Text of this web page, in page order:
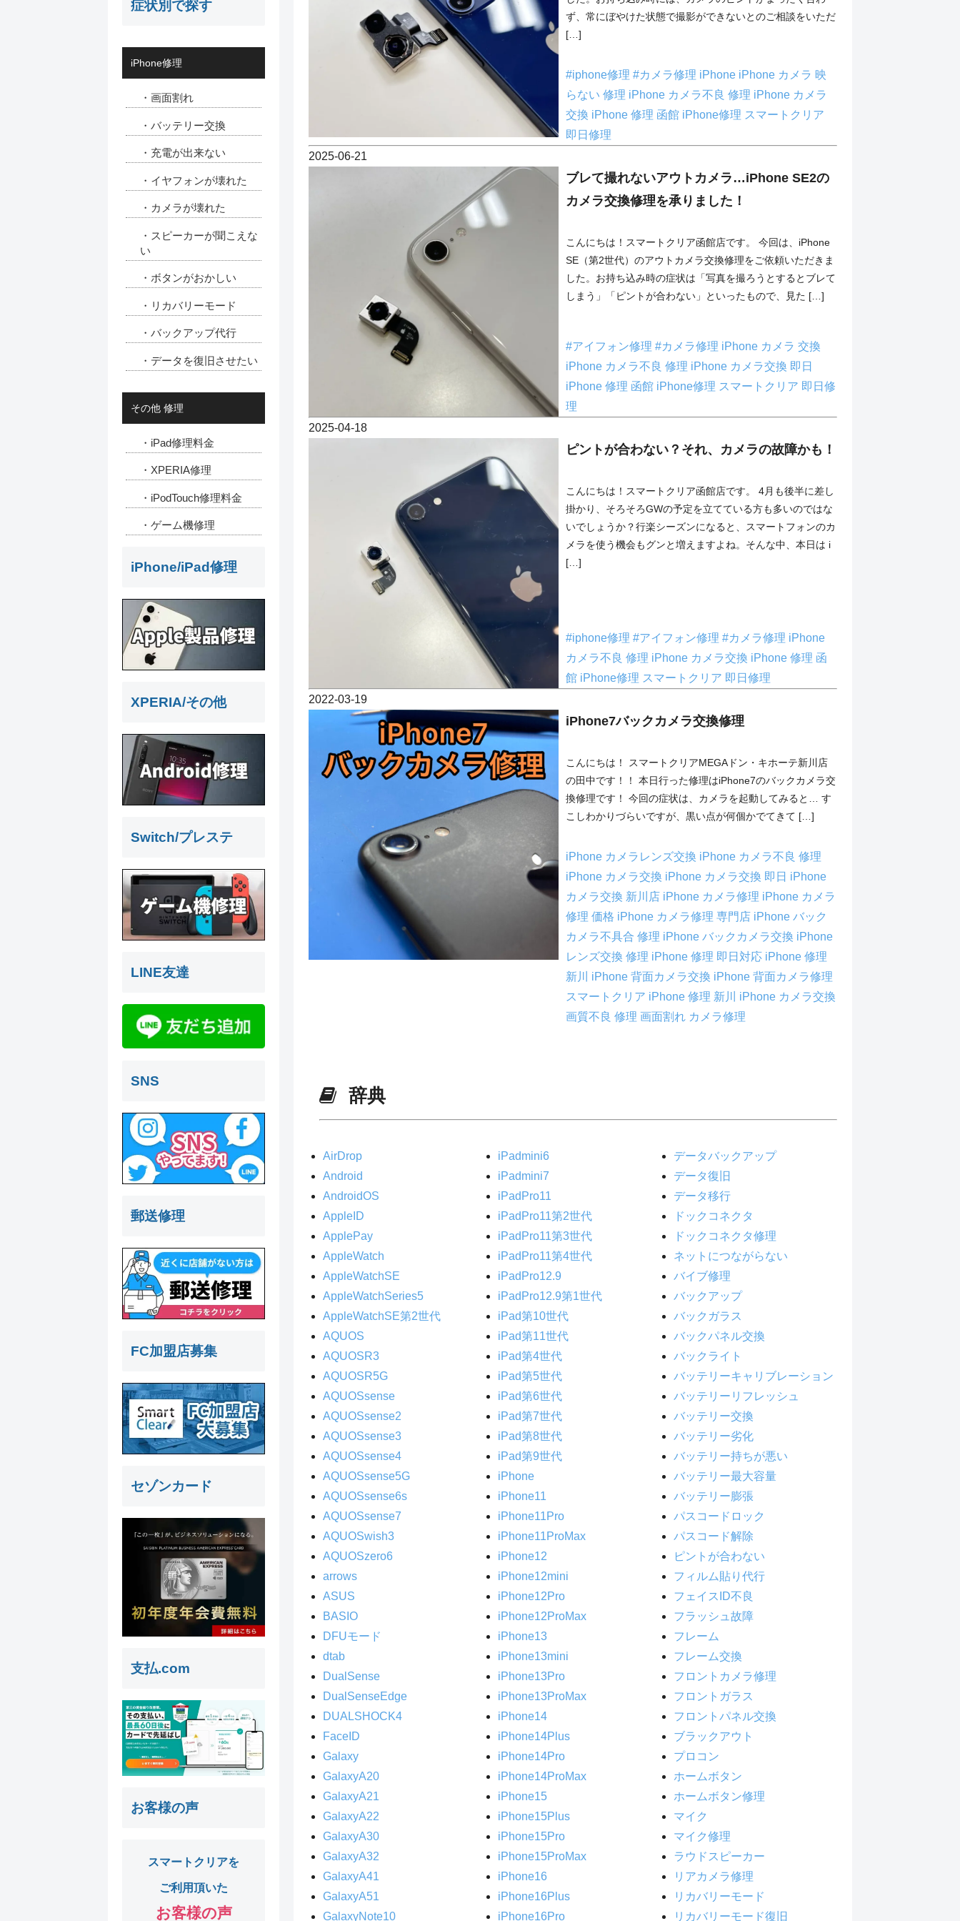
ず、常にぼやけた状態で撮影ができないとのご相談をいただ
[…]
#iphone修理 #カメラ修理 iPhone iPhone カメラ 映
らない 修理 iPhone カメラ不良 修理 iPhone カメラ
交換 iPhone 修理 函館 iPhone修理 スマートクリア
即日修理
2025-06-21
ブレて撮れないアウトカメラ…iPhone SE2の
カメラ交換修理を承りました！
こんにちは！スマートクリア函館店です。 今回は、iPhone
SE（第2世代）のアウトカメラ交換修理をご依頼いただきま
した。お持ち込み時の症状は「写真を撮ろうとするとブレて
しまう」「ピントが合わない」といったもので、見た […]
#アイフォン修理 #カメラ修理 iPhone カメラ 交換
iPhone カメラ不良 修理 iPhone カメラ交換 即日
iPhone 修理 函館 iPhone修理 スマートクリア 即日修
理
2025-04-18
ピントが合わない？それ、カメラの故障かも！
こんにちは！スマートクリア函館店です。 4月も後半に差し
掛かり、そろそろGWの予定を立てている方も多いのではな
いでしょうか？行楽シーズンになると、スマートフォンのカ
メラを使う機会もグンと増えますよね。そんな中、本日は i
[…]
#iphone修理 #アイフォン修理 #カメラ修理 iPhone
カメラ不良 修理 iPhone カメラ交換 iPhone 修理 函
館 iPhone修理 スマートクリア 即日修理
2022-03-19
iPhone7バックカメラ交換修理
こんにちは！ スマートクリアMEGAドン・キホーテ新川店
の田中です！！ 本日行った修理はiPhone7のバックカメラ交
換修理です！ 今回の症状は、カメラを起動してみると… す
こしわかりづらいですが、黒い点が何個かでてきて […]
iPhone カメラレンズ交換 iPhone カメラ不良 修理
iPhone カメラ交換 iPhone カメラ交換 即日 iPhone
カメラ交換 新川店 iPhone カメラ修理 iPhone カメラ
修理 価格 iPhone カメラ修理 専門店 iPhone バック
カメラ不具合 修理 iPhone バックカメラ交換 iPhone
レンズ交換 修理 iPhone 修理 即日対応 iPhone 修理
新川 iPhone 背面カメラ交換 iPhone 背面カメラ修理
スマートクリア iPhone 修理 新川 iPhone カメラ交換
画質不良 修理 画面割れ カメラ修理
辞典
AirDrop
Android
AndroidOS
AppleID
ApplePay
AppleWatch
AppleWatchSE
AppleWatchSeries5
AppleWatchSE第2世代
AQUOS
AQUOSR3
AQUOSR5G
AQUOSsense
AQUOSsense2
AQUOSsense3
AQUOSsense4
AQUOSsense5G
AQUOSsense6s
AQUOSsense7
AQUOSwish3
AQUOSzero6
arrows
ASUS
BASIO
DFUモード
dtab
DualSense
DualSenseEdge
DUALSHOCK4
FaceID
Galaxy
GalaxyA20
GalaxyA21
GalaxyA22
GalaxyA30
GalaxyA32
GalaxyA41
GalaxyA51
GalaxyNote10
iPadmini6
iPadmini7
iPadPro11
iPadPro11第2世代
iPadPro11第3世代
iPadPro11第4世代
iPadPro12.9
iPadPro12.9第1世代
iPad第10世代
iPad第11世代
iPad第4世代
iPad第5世代
iPad第6世代
iPad第7世代
iPad第8世代
iPad第9世代
iPhone
iPhone11
iPhone11Pro
iPhone11ProMax
iPhone12
iPhone12mini
iPhone12Pro
iPhone12ProMax
iPhone13
iPhone13mini
iPhone13Pro
iPhone13ProMax
iPhone14
iPhone14Plus
iPhone14Pro
iPhone14ProMax
iPhone15
iPhone15Plus
iPhone15Pro
iPhone15ProMax
iPhone16
iPhone16Plus
iPhone16Pro
データバックアップ
データ復旧
データ移行
ドックコネクタ
ドックコネクタ修理
ネットにつながらない
バイブ修理
バックアップ
バックガラス
バックパネル交換
バックライト
バッテリーキャリブレーション
バッテリーリフレッシュ
バッテリー交換
バッテリー劣化
バッテリー持ちが悪い
バッテリー最大容量
バッテリー膨張
パスコードロック
パスコード解除
ピントが合わない
フィルム貼り代行
フェイスID不良
フラッシュ故障
フレーム
フレーム交換
フロントカメラ修理
フロントガラス
フロントパネル交換
ブラックアウト
プロコン
ホームボタン
ホームボタン修理
マイク
マイク修理
ラウドスピーカー
リアカメラ修理
リカバリーモード
リカバリーモード復旧
症状別で探す
iPhone修理
・画面割れ
・バッテリー交換
・充電が出来ない
・イヤフォンが壊れた
・カメラが壊れた
・スピーカーが聞こえな
い
・ボタンがおかしい
・リカバリーモード
・バックアップ代行
・データを復旧させたい
その他 修理
・iPad修理料金
・XPERIA修理
・iPodTouch修理料金
・ゲーム機修理
iPhone/iPad修理
XPERIA/その他
Switch/プレステ
LINE友達
SNS
郵送修理
FC加盟店募集
セゾンカード
支払.com
お客様の声
スマートクリアを
ご利用頂いた
お客様の声